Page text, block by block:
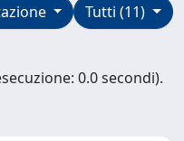
Tutti (11)
0.0 secondi).